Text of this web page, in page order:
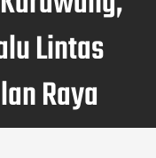
Lintas
Raya